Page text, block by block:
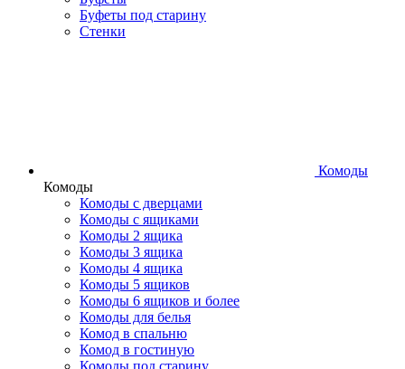
Буфеты под старину
Стенки
Комоды
Комоды
Комоды с дверцами
Комоды с ящиками
Комоды 2 ящика
Комоды 3 ящика
Комоды 4 ящика
Комоды 5 ящиков
Комоды 6 ящиков и более
Комоды для белья
Комод в спальню
Комод в гостиную
Комоды под старину